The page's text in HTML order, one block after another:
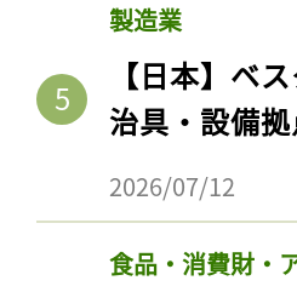
製造業
【日本】ベ
治具・設備
2026/07/12
食品・消費財・